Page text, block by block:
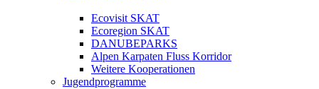
Ecovisit SKAT
Ecoregion SKAT
DANUBEPARKS
Alpen Karpaten Fluss Korridor
Weitere Kooperationen
Jugendprogramme